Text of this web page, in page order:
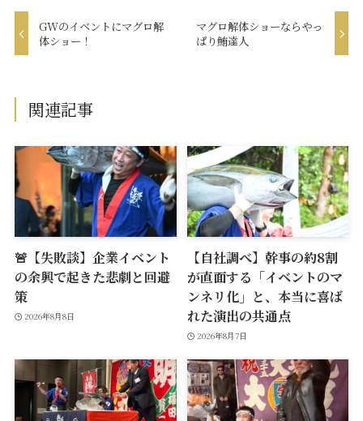
GWのイベントにマグロ解
体ショー！
マグロ解体ショーならやっ
ぱり鮪達人
関連記事
🚨【失敗談】企業イベント
の余興で起きた悲劇と回避
策
2026年8月8日
【自社調べ】幹事の約8割
が直面する「イベントのマ
ンネリ化」と、本当に喜ば
れた演出の共通点
2026年8月7日